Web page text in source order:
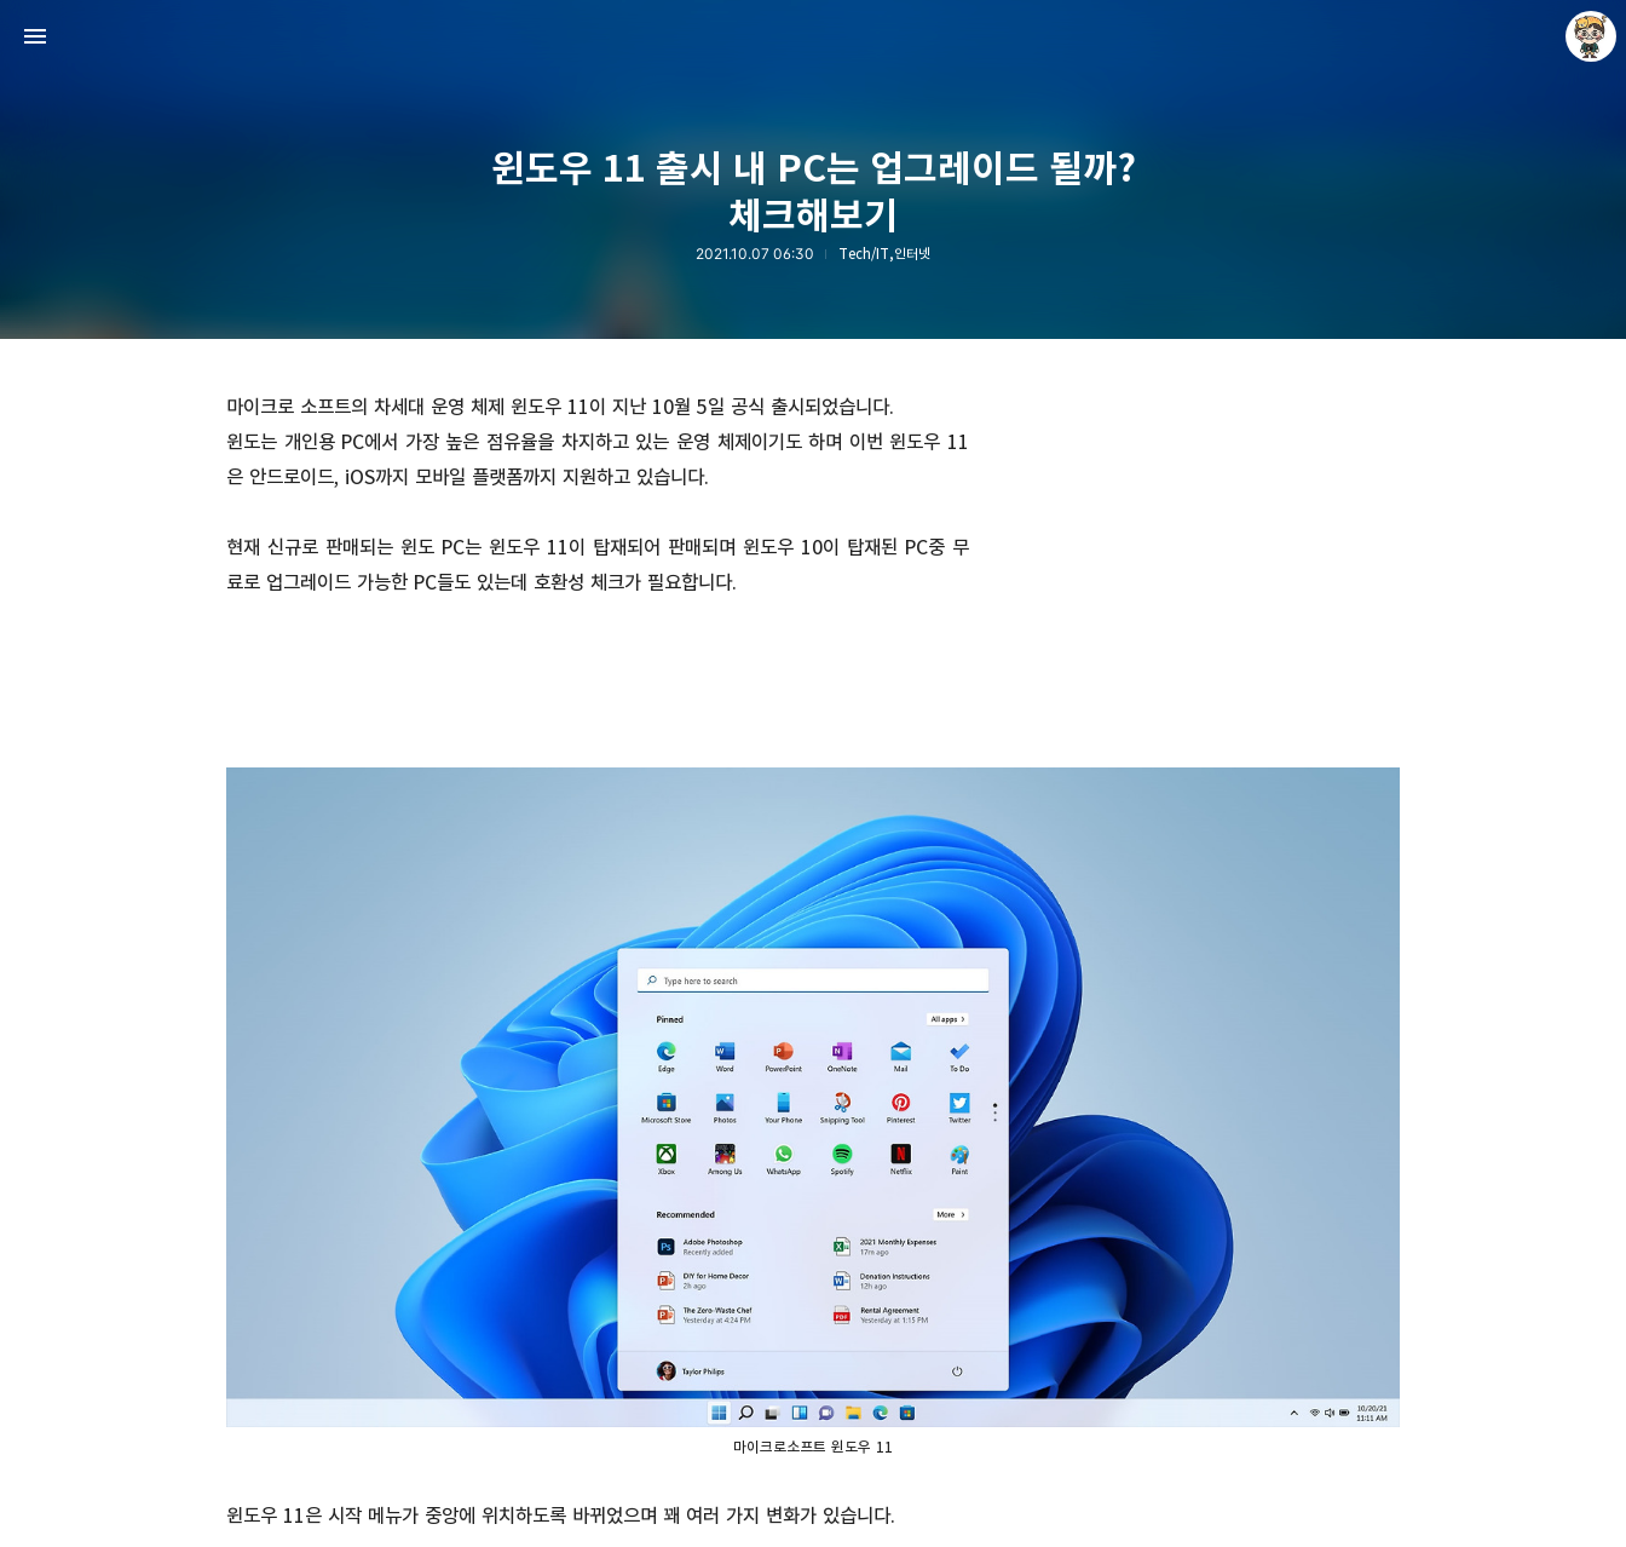
윈도우 11 출시 내 PC는 업그레이드 될까?
체크해보기
2021.10.07 06:30 Tech/IT,인터넷
마이크로 소프트의 차세대 운영 체제 윈도우 11이 지난 10월 5일 공식 출시되었습니다.
윈도는 개인용 PC에서 가장 높은 점유율을 차지하고 있는 운영 체제이기도 하며 이번 윈도우 11
은 안드로이드, iOS까지 모바일 플랫폼까지 지원하고 있습니다.
현재 신규로 판매되는 윈도 PC는 윈도우 11이 탑재되어 판매되며 윈도우 10이 탑재된 PC중 무
료로 업그레이드 가능한 PC들도 있는데 호환성 체크가 필요합니다.
마이크로소프트 윈도우 11
윈도우 11은 시작 메뉴가 중앙에 위치하도록 바뀌었으며 꽤 여러 가지 변화가 있습니다.